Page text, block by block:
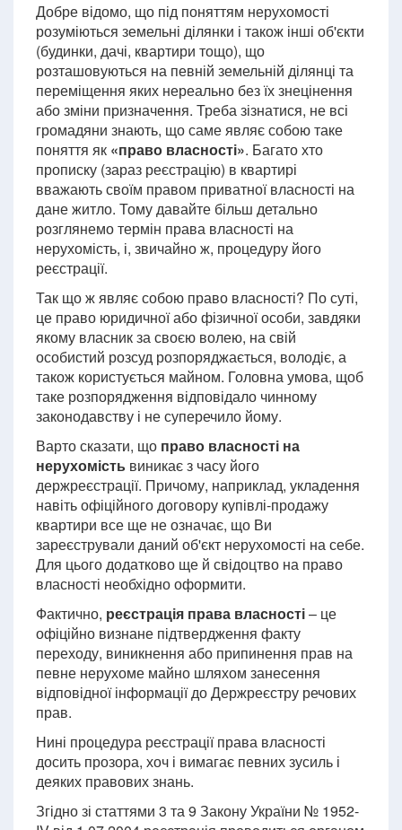
Добре відомо, що під поняттям нерухомості
розуміються земельні ділянки і також інші об'єкти
(будинки, дачі, квартири тощо), що
розташовуються на певній земельній ділянці та
переміщення яких нереально без їх знецінення
або зміни призначення. Треба зізнатися, не всі
громадяни знають, що саме являє собою таке
поняття як «право власності». Багато хто
прописку (зараз реєстрацію) в квартирі
вважають своїм правом приватної власності на
дане житло. Тому давайте більш детально
розглянемо термін права власності на
нерухомість, і, звичайно ж, процедуру його
реєстрації.
Так що ж являє собою право власності? По суті,
це право юридичної або фізичної особи, завдяки
якому власник за своєю волею, на свій
особистий розсуд розпоряджається, володіє, а
також користується майном. Головна умова, щоб
таке розпорядження відповідало чинному
законодавству і не суперечило йому.
Варто сказати, що право власності на
нерухомість виникає з часу його
держреєстрації. Причому, наприклад, укладення
навіть офіційного договору купівлі-продажу
квартири все ще не означає, що Ви
зареєстрували даний об'єкт нерухомості на себе.
Для цього додатково ще й свідоцтво на право
власності необхідно оформити.
Фактично, реєстрація права власності– це
офіційно визнане підтвердження факту
переходу, виникнення або припинення прав на
певне нерухоме майно шляхом занесення
відповідної інформації до Держреєстру речових
прав.
Нині процедура реєстрації права власності
досить прозора, хоч і вимагає певних зусиль і
деяких правових знань.
Згідно зі статтями 3 та 9 Закону України № 1952-